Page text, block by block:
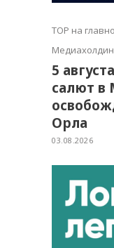
TOP на
5
салют в
Орла
03.08.2026